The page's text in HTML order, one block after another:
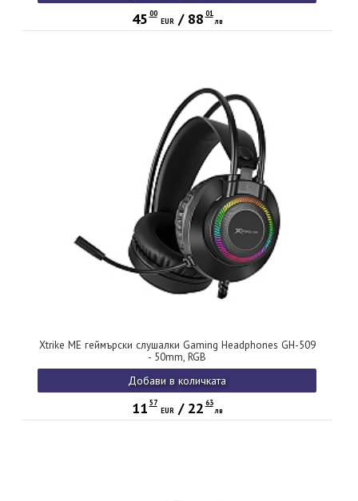
45 00
EUR/ 88 01
лв
Xtrike ME геймърски слушалки Gaming Headphones GH-509
- 50mm, RGB
Добави в количката
11 57
EUR/ 22 63
лв